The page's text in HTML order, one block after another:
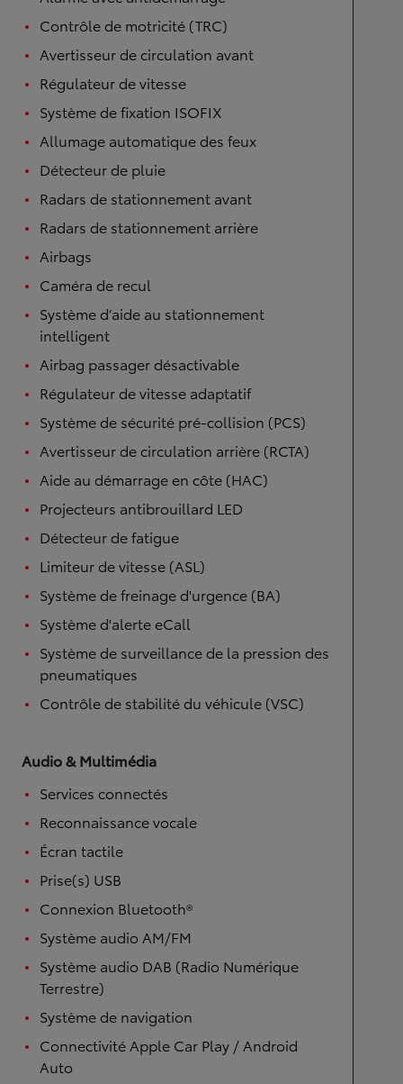
Contrôle de motricité (TRC)
Avertisseur de circulation avant
Régulateur de vitesse
Système de fixation ISOFIX
Allumage automatique des feux
Détecteur de pluie
Radars de stationnement avant
Radars de stationnement arrière
Airbags
Caméra de recul
Système d’aide au stationnement
intelligent
Airbag passager désactivable
Régulateur de vitesse adaptatif
Système de sécurité pré-collision (PCS)
Avertisseur de circulation arrière (RCTA)
Aide au démarrage en côte (HAC)
Projecteurs antibrouillard LED
Détecteur de fatigue
Limiteur de vitesse (ASL)
Système de freinage d'urgence (BA)
Système d'alerte eCall
Système de surveillance de la pression des
pneumatiques
Contrôle de stabilité du véhicule (VSC)
Audio & Multimédia
Services connectés
Reconnaissance vocale
Écran tactile
Prise(s) USB
Connexion Bluetooth®
Système audio AM/FM
Système audio DAB (Radio Numérique
Terrestre)
Système de navigation
Connectivité Apple Car Play / Android
Auto